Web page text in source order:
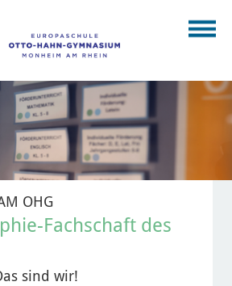
OHG
Fachschaft des
sind wir!